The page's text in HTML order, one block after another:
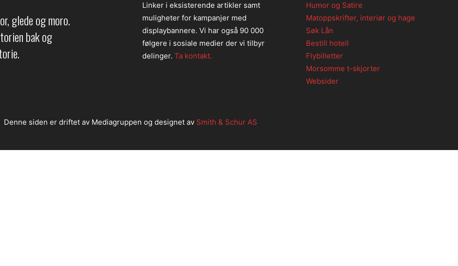
glede og moro.
bak og
Linker i eksisterende artikler samt
muligheter for kampanjer med
displaybannere. Vi har også 90 000
følgere i sosiale medier der vi tilbyr
delinger. Ta kontakt.
Humor og Satire
Matoppskrifter, interiør og hage
Søk Lån
Bestill hotell
Flybilletter
Morsomme t-skjorter
Websider
Denne siden er driftet av Mediagruppen og designet av Smith & Schur AS